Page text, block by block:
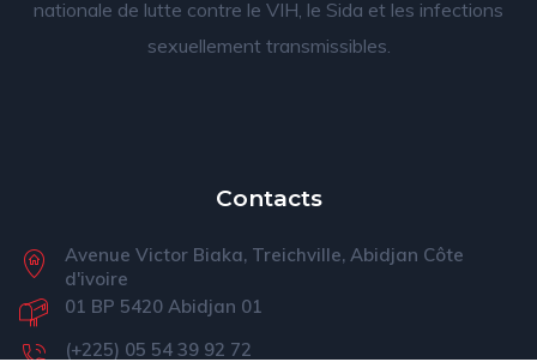
nationale de lutte contre le VIH, le Sida et les infections
sexuellement transmissibles.
Contacts
Avenue Victor Biaka, Treichville, Abidjan Côte
d'ivoire
01 BP 5420 Abidjan 01
(+225) 05 54 39 92 72